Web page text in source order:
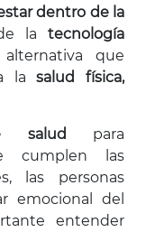
dentro de la
la tecnología
que
lasalud física,
salud para
cumplen las
las personas
emocional del
entender